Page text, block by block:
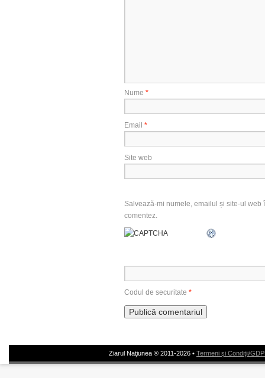
Nume *
Email *
Site web
Salvează-mi numele, emailul și site-ul
comentez.
Codul de securitate *
Ziarul Naţiunea ® 2011-2026 • Termeni şi Condiţii/